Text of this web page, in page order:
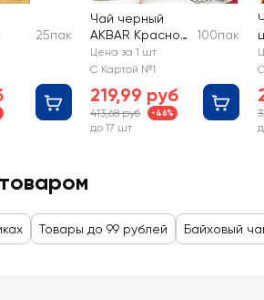
25пак
Чай черный
AKBAR Красно-
белая серия
Цейлонский
100пак
Цена за 1 шт
С Картой №1
219,99 руб
413,68 руб -46%
до 17 шт
Товары до 99 рублей Байховый